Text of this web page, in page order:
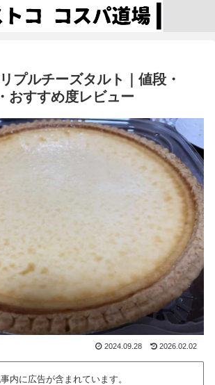
プルチーズタルト｜値段・
おすすめ度レビュー
2024.09.28 2026.02.02
内に広告が含まれています。